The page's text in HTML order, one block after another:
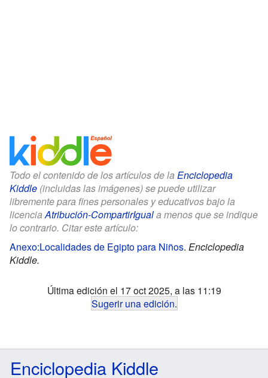
Todo el contenido de los artículos de la Enciclopedia
Kiddle (incluidas las imágenes) se puede utilizar
libremente para fines personales y educativos bajo la
licenciaAtribución-CompartirIguala menos que se indique
lo contrario. Citar este artículo:
Anexo:Localidades de Egipto para Niños. Enciclopedia
Kiddle.
Última edición el 17 oct 2025, a las 11:19
Sugerir una edición.
Enciclopedia Kiddle